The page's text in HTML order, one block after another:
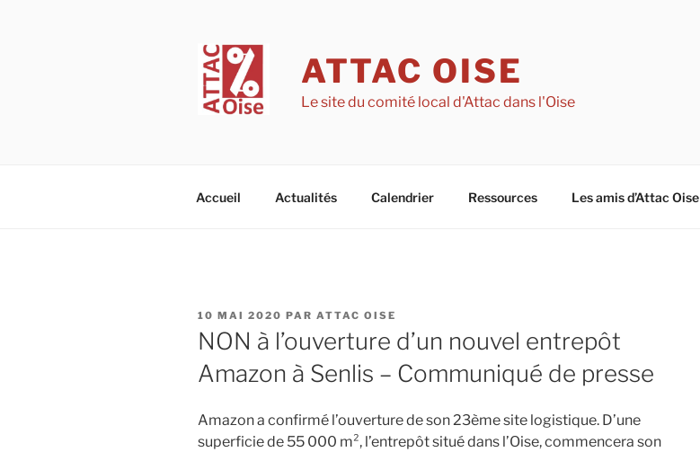
ATTAC OISE
Le site du comité local d'Attac dans l'Oise
Accueil Actualités Calendrier Ressources Les amis d’Attac Oise
PUBLIÉ
LE
10 MAI 2020 PAR ATTAC OISE
NON à l’ouverture d’un nouvel entrepôt
Amazon à Senlis – Communiqué de presse
Amazon a confirmé l’ouverture de son 23ème site logistique. D’une
superficie de 55 000 m², l’entrepôt situé dans l’Oise, commencera son